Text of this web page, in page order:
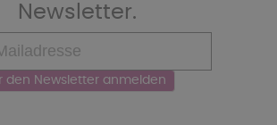
Newsletter.